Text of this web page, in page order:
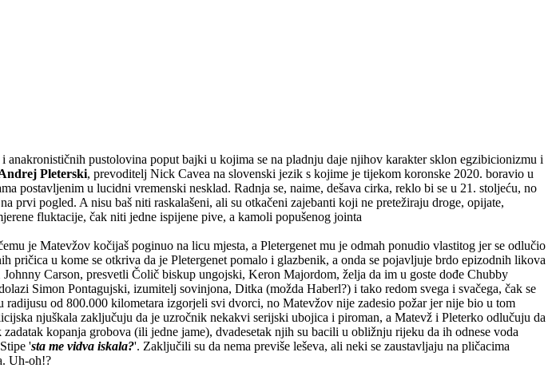
pustolovina poput bajki u kojima se na pladnju daje njihov karakter sklon egzibicionizmu i
Pleterski, prevoditelj Nick Cavea na slovenski jezik s kojime je tijekom koronske 2020. boravio u
postavljenim u lucidni vremenski nesklad. Radnja se, naime, dešava cirka, reklo bi se u 21. stoljeću, no
prvi pogled. A nisu baš niti raskalašeni, ali su otkačeni zajebanti koji ne pretežiraju droge, opijate,
fluktacije, čak niti jedne ispijene pive, a kamoli popušenog jointa
je Matevžov kočijaš poginuo na licu mjesta, a Pletergenet mu je odmah ponudio vlastitog jer se odlučio
u kome se otkriva da je Pletergenet pomalo i glazbenik, a onda se pojavljuje brdo epizodnih likova
Carson, presvetli Čolič biskup ungojski, Keron Majordom, želja da im u goste dođe Chubby
Simon Pontagujski, izumitelj sovinjona, Ditka (možda Haberl?) i tako redom svega i svačega, čak se
radijusu od 800.000 kilometara izgorjeli svi dvorci, no Matevžov nije zadesio požar jer nije bio u tom
njuškala zaključuju da je uzročnik nekakvi serijski ubojica i piroman, a Matevž i Pleterko odlučuju da
kopanja grobova (ili jedne jame), dvadesetak njih su bacili u obližnju rijeku da ih odnese voda
'sta me vidva iskala?'. Zaključili su da nema previše leševa, ali neki se zaustavljaju na pličacima
Uh-oh!?